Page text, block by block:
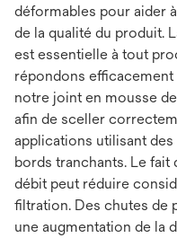
déformables pour aider
de la qualité du produit.
est essentielle à tout
répondons
notre joint en mousse
afin de sceller
applications utilisant
bords tranchants. Le
débit peut réduire
filtration. Des chutes de
une augmentation de la